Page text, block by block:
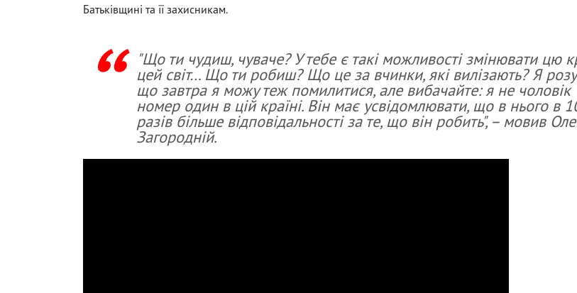
Батьківщині та її захисникам.
"Що ти чудиш, чуваче? У тебе є такі можливості змінювати цю
цей світ… Що ти робиш? Що це за вчинки, які вилізають? Я
що завтра я можу теж помилитися, але вибачайте: я не чоловік
номер один в цій країні. Він має усвідомлювати, що в нього в
разів більше відповідальності за те, що він робить", – мовив
Загородній.